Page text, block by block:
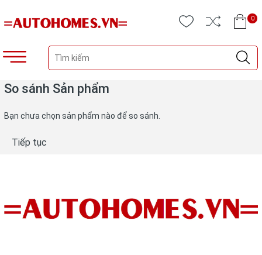
0
So sánh Sản phẩm
Bạn chưa chọn sản phẩm nào để so sánh.
Tiếp tục